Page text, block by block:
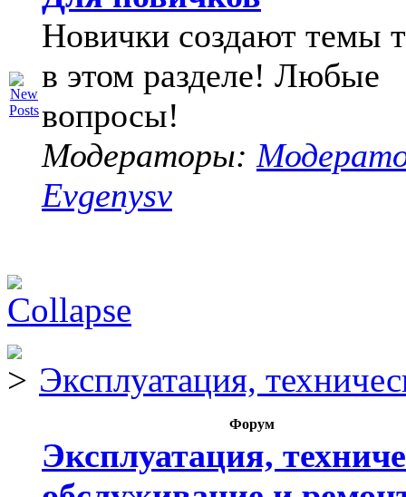
Новички создают темы
в этом разделе! Любые
вопросы!
Модераторы:
Evgenysv
Эксплуатация,
Форум
Эксплуатация,